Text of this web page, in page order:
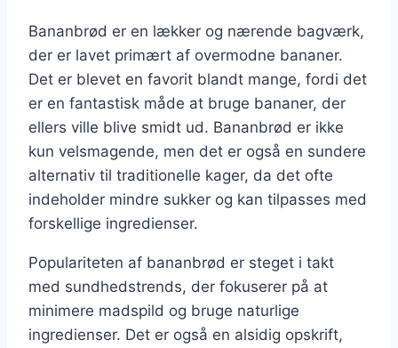
Bananbrød er en lækker og nærende bagværk,
der er lavet primært af overmodne bananer.
Det er blevet en favorit blandt mange, fordi det
er en fantastisk måde at bruge bananer, der
ellers ville blive smidt ud. Bananbrød er ikke
kun velsmagende, men det er også en sundere
alternativ til traditionelle kager, da det ofte
indeholder mindre sukker og kan tilpasses med
forskellige ingredienser.
Populariteten af bananbrød er steget i takt
med sundhedstrends, der fokuserer på at
minimere madspild og bruge naturlige
ingredienser. Det er også en alsidig opskrift,